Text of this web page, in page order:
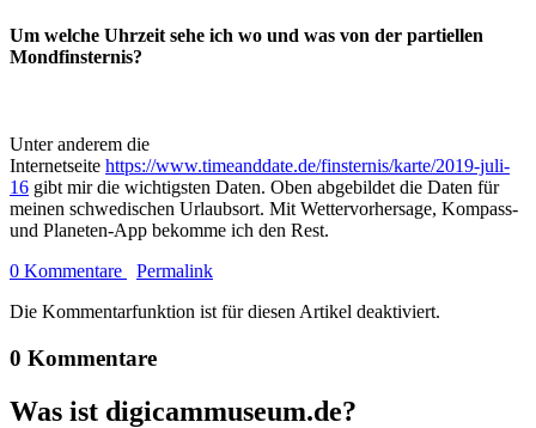
Um welche Uhrzeit sehe ich wo und was von der partiellen
Mondfinsternis?
Unter anderem die
Internetseite https://www.timeanddate.de/finsternis/karte/2019-juli-
16 gibt mir die wichtigsten Daten. Oben abgebildet die Daten für
meinen schwedischen Urlaubsort. Mit Wettervorhersage, Kompass-
und Planeten-App bekomme ich den Rest.
0 Kommentare
Permalink
Die Kommentarfunktion ist für diesen Artikel deaktiviert.
0 Kommentare
Was ist digicammuseum.de?